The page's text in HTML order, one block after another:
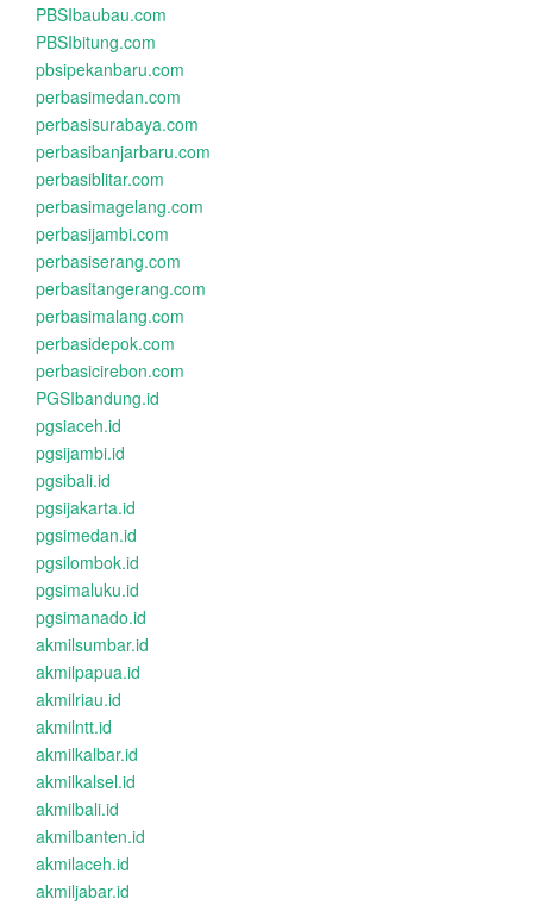
PBSIbaubau.com
PBSIbitung.com
pbsipekanbaru.com
perbasimedan.com
perbasisurabaya.com
perbasibanjarbaru.com
perbasiblitar.com
perbasimagelang.com
perbasijambi.com
perbasiserang.com
perbasitangerang.com
perbasimalang.com
perbasidepok.com
perbasicirebon.com
PGSIbandung.id
pgsiaceh.id
pgsijambi.id
pgsibali.id
pgsijakarta.id
pgsimedan.id
pgsilombok.id
pgsimaluku.id
pgsimanado.id
akmilsumbar.id
akmilpapua.id
akmilriau.id
akmilntt.id
akmilkalbar.id
akmilkalsel.id
akmilbali.id
akmilbanten.id
akmilaceh.id
akmiljabar.id